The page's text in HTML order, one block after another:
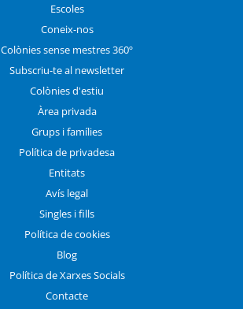
Escoles
Coneix-nos
Colònies sense mestres 360º
Subscriu-te al newsletter
Colònies d'estiu
Àrea privada
Grups i famílies
Política de privadesa
Entitats
Avís legal
Singles i fills
Política de cookies
Blog
Política de Xarxes Socials
Contacte